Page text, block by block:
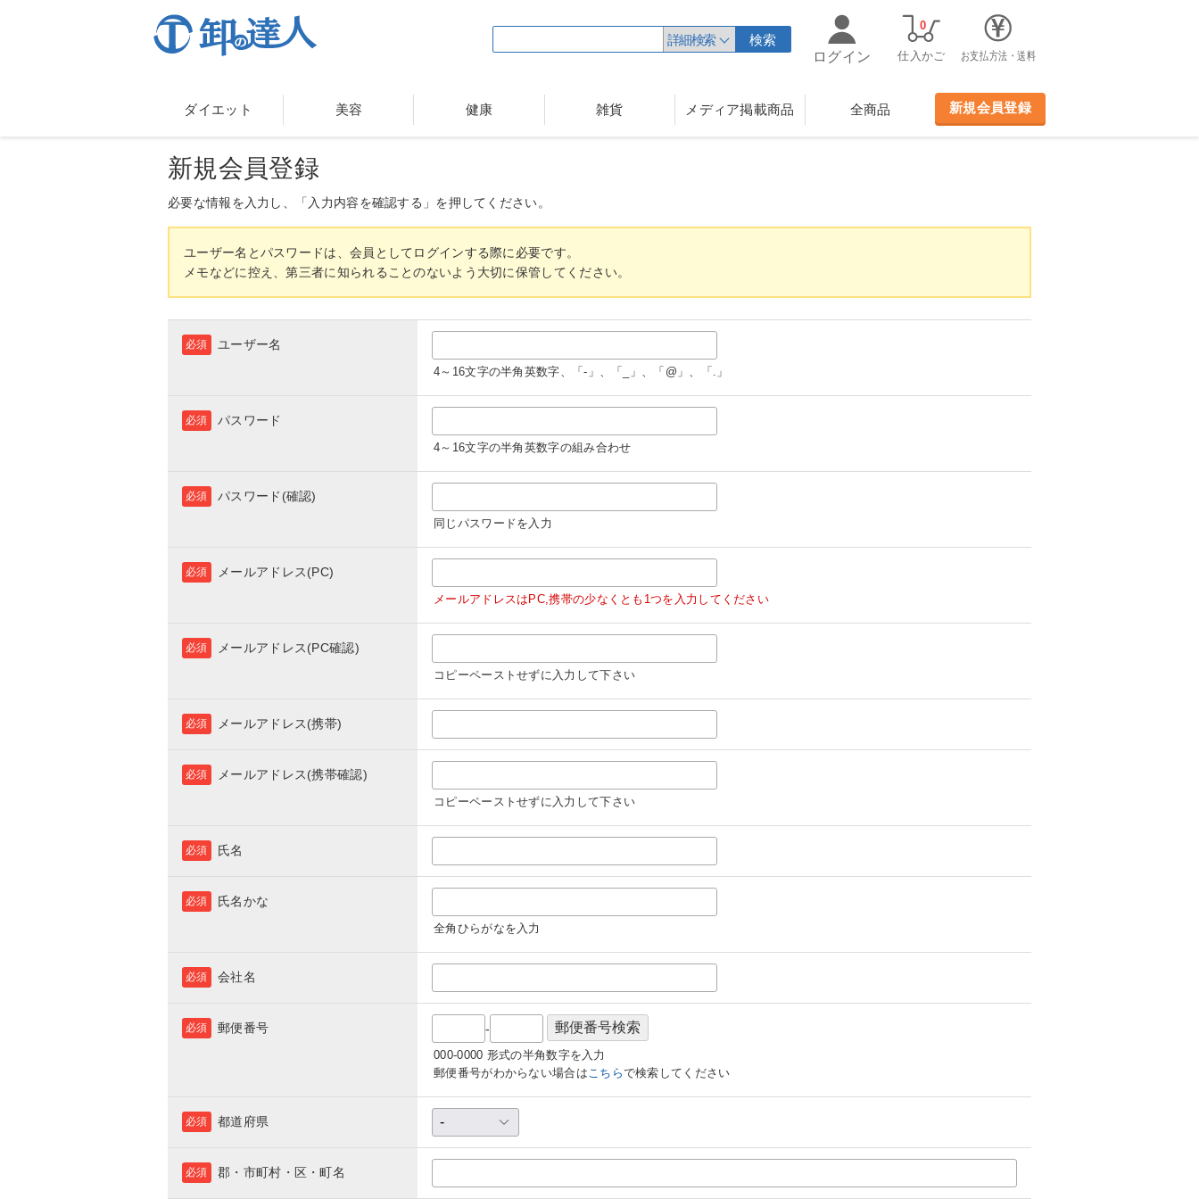
詳細検索
検索
ログイン
仕入かご
0
お支払方法・送料
ダイエット 美容 健康 雑貨 メディア掲載商品 全商品 新規会員登録
新規会員登録
必要な情報を入力し、「入力内容を確認する」を押してください。
ユーザー名とパスワードは、会員としてログインする際に必要です。
メモなどに控え、第三者に知られることのないよう大切に保管してください。
ユーザー名
必須
4～16文字の半角英数字、「-」、「_」、「@」、「.」
パスワード
必須
4～16文字の半角英数字の組み合わせ
パスワード(確認)
必須
同じパスワードを入力
メールアドレス(PC)
必須
メールアドレスはPC,携帯の少なくとも1つを入力してください
メールアドレス(PC確認)
必須
コピーペーストせずに入力して下さい
メールアドレス(携帯)
必須
メールアドレス(携帯確認)
必須
コピーペーストせずに入力して下さい
氏名
必須
氏名かな
必須
全角ひらがなを入力
会社名
必須
郵便番号
必須 -
000-0000 形式の半角数字を入力
郵便番号がわからない場合はこちらで検索してください
都道府県
必須
郡・市町村・区・町名
必須